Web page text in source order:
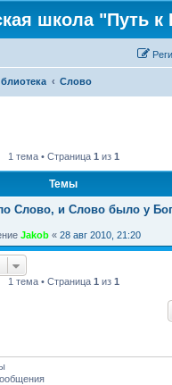
школа "Путь к
Слово
1 тема • Страница 1 из 1
Темы
Слово, и Слово было у
Jakob « 28 авг 2010, 21:20
1 тема • Страница 1 из 1